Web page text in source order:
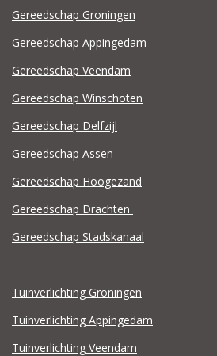
Gereedschap Groningen
Gereedschap Appingedam
Gereedschap Veendam
Gereedschap Winschoten
Gereedschap Delfzijl
Gereedschap Assen
Gereedschap Hoogezand
Gereedschap Drachten
Gereedschap Stadskanaal
Tuinverlichting Groningen
Tuinverlichting Appingedam
Tuinverlichting Veendam